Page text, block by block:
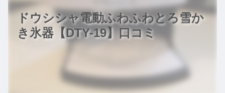
ドウシシャ電動ふわふわとろ雪か
き氷器【DTY-19】口コミ